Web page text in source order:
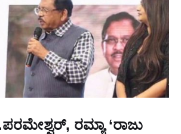
ರಮ್ಯಾ ‘ರಾಜು